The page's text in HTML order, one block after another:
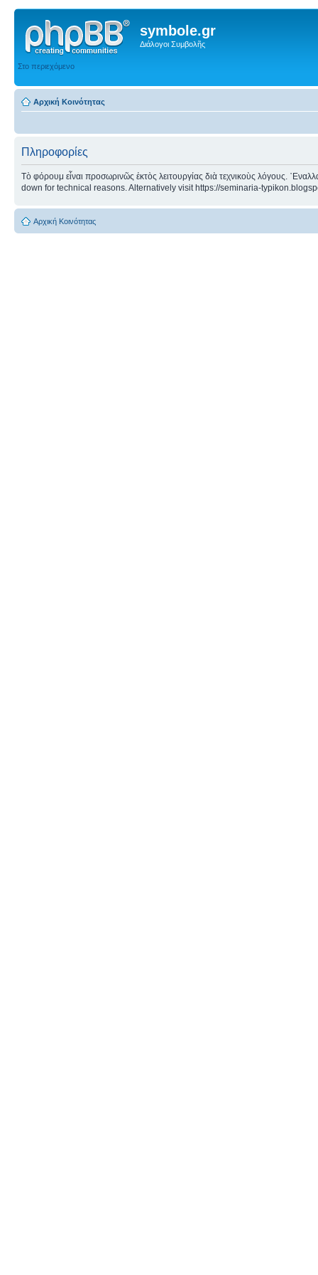
symbole.gr
Διάλογοι Συμβολῆς
Στο περιεχόμενο
Αρχική Κοινότητας
Πληροφορίες
Τὸ φόρουμ εἶναι προσωρινῶς ἐκτὸς λειτουργίας διὰ τεχνικοὺς λόγους.
down for technical reasons. Alternatively visit https://seminaria-
Αρχική Κοινότητας